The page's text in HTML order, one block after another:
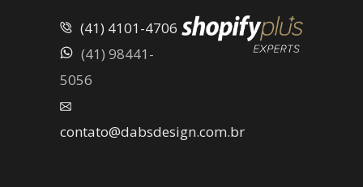
(41) 4101-4706
(41) 98441-
5056
contato@dabsdesign.com.br